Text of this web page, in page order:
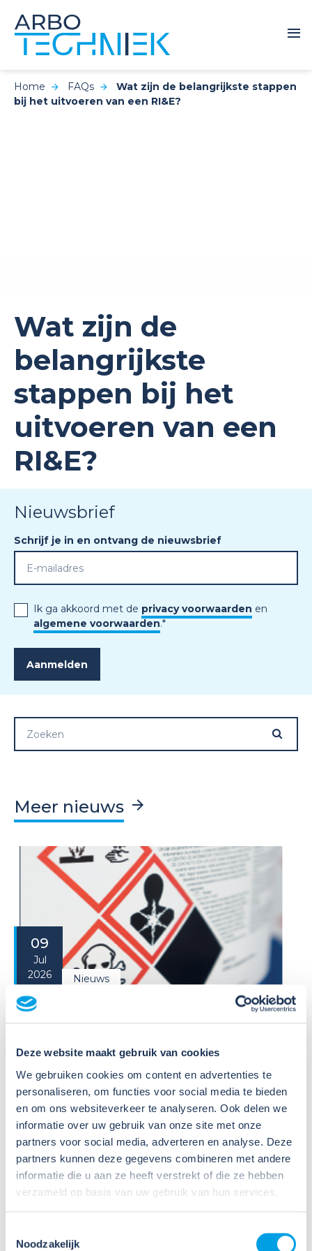
Deze website maakt gebruik van cookies
We gebruiken cookies om content en advertenties te
personaliseren, om functies voor social media te bieden
en om ons websiteverkeer te analyseren. Ook delen we
informatie over uw gebruik van onze site met onze
partners voor social media, adverteren en analyse. Deze
partners kunnen deze gegevens combineren met andere
informatie die u aan ze heeft verstrekt of die ze hebben
verzameld op basis van uw gebruik van hun services.
Noodzakelijk
Home FAQs
Wat zijn de belangrijkste stappen
bij het uitvoeren van een RI&E?
Wat zijn de
belangrijkste
stappen bij het
uitvoeren van een
RI&E?
Nieuwsbrief
Schrijf je in en ontvang de nieuwsbrief
Ik ga akkoord met de privacy voorwaarden en
algemene voorwaarden.*
Meer nieuws
09
Jul
2026
Nieuws
VIB of WIK? Wat heb je nodig om
veilig te werken met gevaarlijke
Veel organisaties hebben
Veiligheidsinformatiebladen (VIB's) of mini-VIB's
beschikbaar voor de gevaarlijke stoffen waarmee zij
werken. Dat is een belangrijke eerste stap, maar
daarmee voldoe je nog niet aan de verplichtingen
u...
Lees verder